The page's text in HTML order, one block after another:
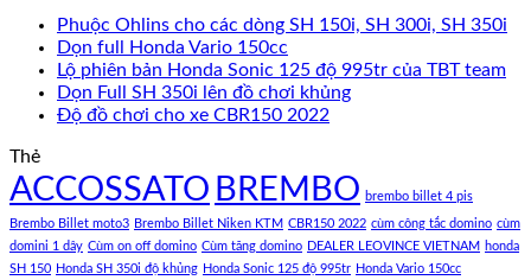
Phuộc Ohlins cho các dòng SH 150i, SH 300i, SH 350i
Dọn full Honda Vario 150cc
Lộ phiên bản Honda Sonic 125 độ 995tr của TBT team
Dọn Full SH 350i lên đồ chơi khủng
Độ đồ chơi cho xe CBR150 2022
Thẻ
ACCOSSATO BREMBO brembo billet 4 pis
Brembo Billet moto3 Brembo Billet Niken KTM CBR150 2022 cùm công tắc domino cùm
domini 1 dây Cùm on off domino Cùm tăng domino DEALER LEOVINCE VIETNAM honda
SH 150 Honda SH 350i độ khủng Honda Sonic 125 độ 995tr Honda Vario 150cc